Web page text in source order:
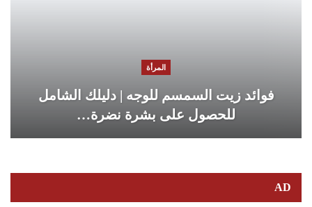
المرأة
فوائد زيت السمسم للوجه | دليلك الشامل
للحصول على بشرة نضرة…
AD